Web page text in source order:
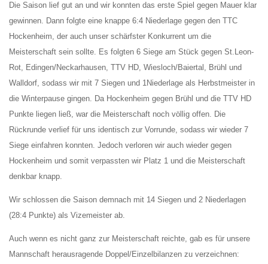
Die Saison lief gut an und wir konnten das erste Spiel gegen Mauer klar
gewinnen. Dann folgte eine knappe 6:4 Niederlage gegen den TTC
Hockenheim, der auch unser schärfster Konkurrent um die
Meisterschaft sein sollte. Es folgten 6 Siege am Stück gegen St.Leon-
Rot, Edingen/Neckarhausen, TTV HD, Wiesloch/Baiertal, Brühl und
Walldorf, sodass wir mit 7 Siegen und 1Niederlage als Herbstmeister in
die Winterpause gingen. Da Hockenheim gegen Brühl und die TTV HD
Punkte liegen ließ, war die Meisterschaft noch völlig offen. Die
Rückrunde verlief für uns identisch zur Vorrunde, sodass wir wieder 7
Siege einfahren konnten. Jedoch verloren wir auch wieder gegen
Hockenheim und somit verpassten wir Platz 1 und die Meisterschaft
denkbar knapp.
Wir schlossen die Saison demnach mit 14 Siegen und 2 Niederlagen
(28:4 Punkte) als Vizemeister ab.
Auch wenn es nicht ganz zur Meisterschaft reichte, gab es für unsere
Mannschaft herausragende Doppel/Einzelbilanzen zu verzeichnen: